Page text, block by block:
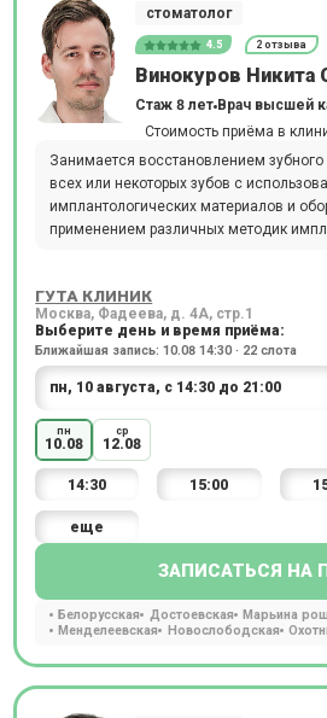
стоматолог
4.5 2 отзыва
Винокуров Никита
Стаж 8 лет Врач высшей
Стоимость приёма в
Занимается восстановлением зубного
всех или некоторых зубов с
имплантологических материалов и
применением различных методик
ГУТА КЛИНИК
Москва, Фадеева, д. 4А, стр.1
Выберите день и время приёма:
Ближайшая запись: 10.08 14:30 · 22 слота
пн
10.08
ср
12.08
14:30 15:00
еще
ЗАПИСАТЬСЯ НА
Белорусская Достоевская Марьина
Менделеевская
Новослободская